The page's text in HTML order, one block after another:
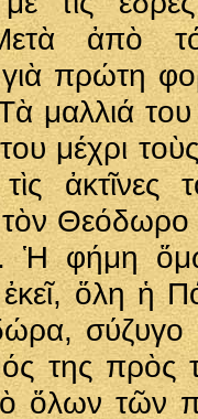
ἀπὸ
γιὰ πρώτη
Τὰ μαλλιά
του μέχρι
ἀκτῖνες
Θεόδωρο
Ἡ φήμη
ὅλη ἡ
σύζυγο
της
ὅλων τῶν